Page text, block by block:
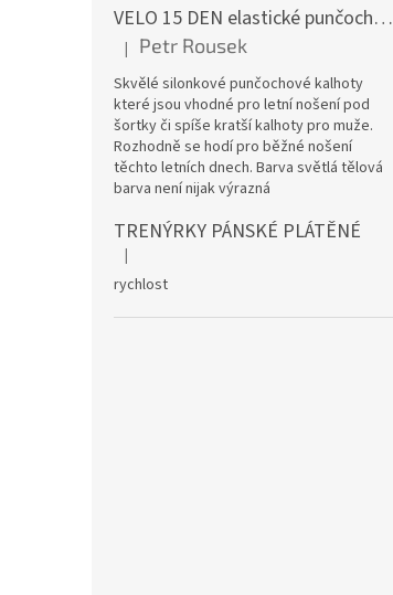
VELO 15 DEN elastické punčochové kalhoty
Hodnocení produktu je 5 z 5 hvězdiček.
| Petr Rousek
Skvělé silonkové punčochové kalhoty
které jsou vhodné pro letní nošení pod
šortky či spíše kratší kalhoty pro muže.
Rozhodně se hodí pro běžné nošení
těchto letních dnech. Barva světlá tělová
barva není nijak výrazná
TRENÝRKY PÁNSKÉ PLÁTĚNÉ
Hodnocení produktu je 5 z 5 hvězdiček.
|
rychlost